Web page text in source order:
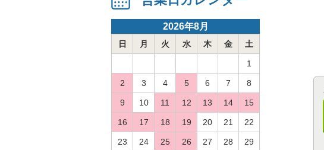
2026年8月
日 月 火 水 木 金 土
1
2 3 4 5 6 7 8
9 10 11 12 13 14 15
16 17 18 19 20 21 22
23 24 25 26 27 28 29